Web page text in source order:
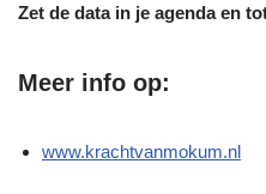
Zet de data in je agenda en
Meer info op:
www.krachtvanmokum.nl